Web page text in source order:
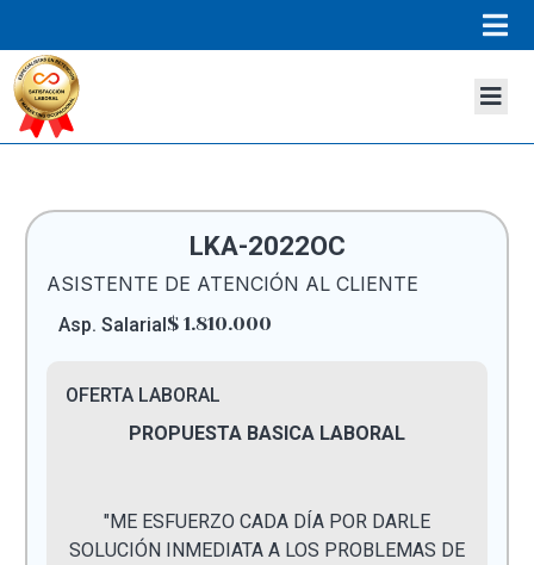
LKA-2022OC
ASISTENTE DE ATENCIÓN AL CLIENTE
Asp. Salarial$ 1.810.000
OFERTA LABORAL
PROPUESTA BASICA LABORAL
"ME ESFUERZO CADA DÍA POR DARLE
SOLUCIÓN INMEDIATA A LOS PROBLEMAS DE